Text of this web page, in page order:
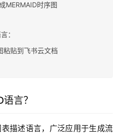
MERMAID时序图
：
粘贴到飞书云文档
言？
描述语言，广泛应用于生成流